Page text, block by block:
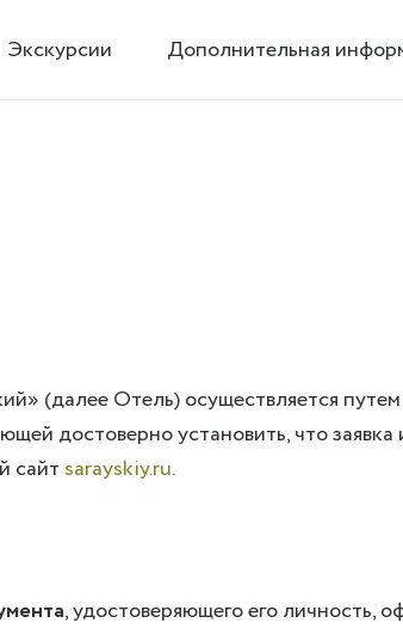
Экскурсии Дополнительная
(далее Отель) осуществляется
достоверно установить, что
сайт sarayskiy.ru.
, удостоверяющего его личность,